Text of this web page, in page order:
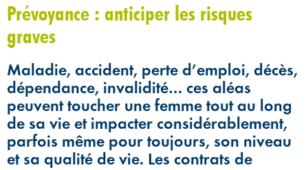
Prévoyance : anticiper les risques
graves
Maladie, accident, perte d’emploi, décès,
dépendance, invalidité… ces aléas
peuvent toucher une femme tout au long
de sa vie et impacter considérablement,
parfois même pour toujours, son niveau
et sa qualité de vie. Les contrats de